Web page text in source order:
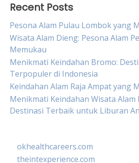
Recent Posts
Pesona Alam Pulau Lombok yang
Wisata Alam Dieng: Pesona Alam
Memukau
Menikmati Keindahan Bromo:
Terpopuler di Indonesia
Keindahan Alam Raja Ampat yang
Menikmati Keindahan Wisata Alam
Destinasi Terbaik untuk Liburan
okhealthcareers.com
theintexperience.com